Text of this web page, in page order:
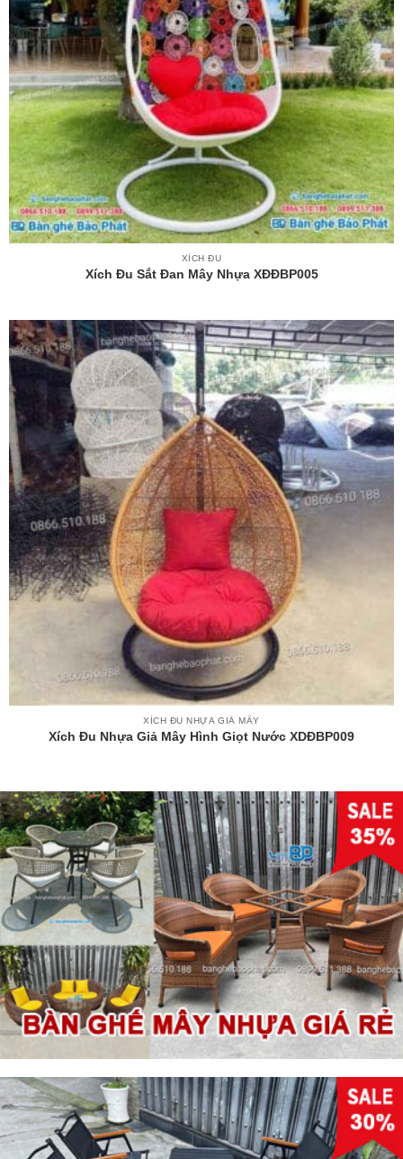
XÍCH ĐU
Xích Đu Sắt Đan Mây Nhựa XĐĐBP005
XÍCH ĐU NHỰA GIẢ MÂY
Xích Đu Nhựa Giả Mây Hình Giọt Nước XDĐBP009